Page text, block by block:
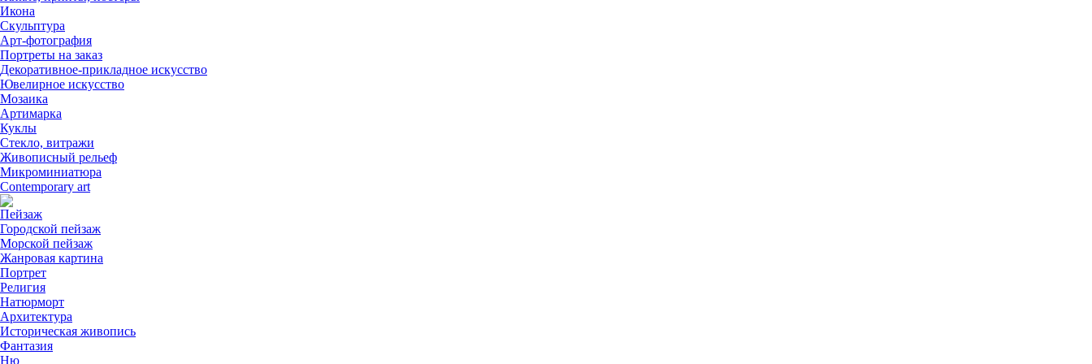
Икона
Скульптура
Арт-фотография
Портреты на заказ
Декоративное-прикладное искусство
Ювелирное искусство
Мозаика
Артимарка
Куклы
Стекло, витражи
Живописный рельеф
Микроминиатюра
Contemporary art
Пейзаж
Городской пейзаж
Морской пейзаж
Жанровая картина
Портрет
Религия
Натюрморт
Архитектура
Историческая живопись
Фантазия
Ню